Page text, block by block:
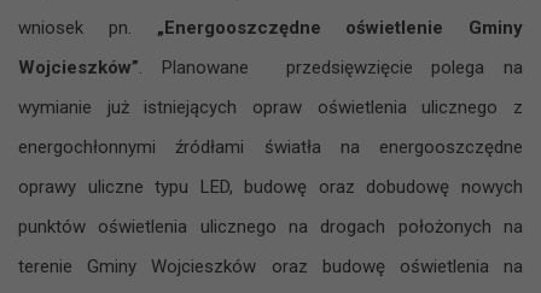
wniosek pn. „Energooszczędne oświetlenie Gminy
Wojcieszków”. Planowane przedsięwzięcie polega na
wymianie już istniejących opraw oświetlenia ulicznego z
energochłonnymi źródłami światła na energooszczędne
oprawy uliczne typu LED, budowę oraz dobudowę nowych
punktów oświetlenia ulicznego na drogach położonych na
terenie Gminy Wojcieszków oraz budowę oświetlenia na